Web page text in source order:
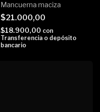
Mancuerna maciza
$21.000,00
$18.900,00 con
Transferencia o depósito
bancario